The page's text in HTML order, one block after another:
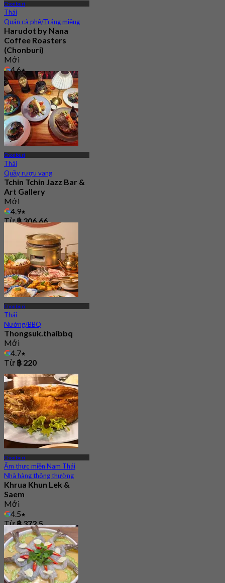
Chonburi
Thái
Quán cà phê/Tráng miệng
Harudot by Nana
Coffee Roasters
(Chonburi)
Mới
4.6
Từ฿ 263.33
Chonburi
Thái
Quầy rượu vang
Tchin Tchin Jazz Bar &
Art Gallery
Mới
4.9
Từ฿ 306.66
Chonburi
Thái
Nướng/BBQ
Thongsuk.thaibbq
Mới
4.7
Từ ฿ 220
Chonburi
Ẩm thực miền Nam Thái
Nhà hàng thông thường
Khrua Khun Lek &
Saem
Mới
4.5
Từ฿ 372.5